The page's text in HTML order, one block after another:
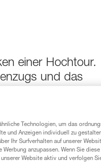
einer Hochtour.
und das
darauf an, den
gezogen zu
fungieren.
Technologien, um das
und Anzeigen individuell zu
Ihr Surfverhalten auf unserer
anzupassen. Wenn Sie
Website aktiv und verfolgen